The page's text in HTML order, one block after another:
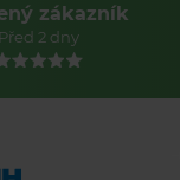
zákazník
Před 2 dny